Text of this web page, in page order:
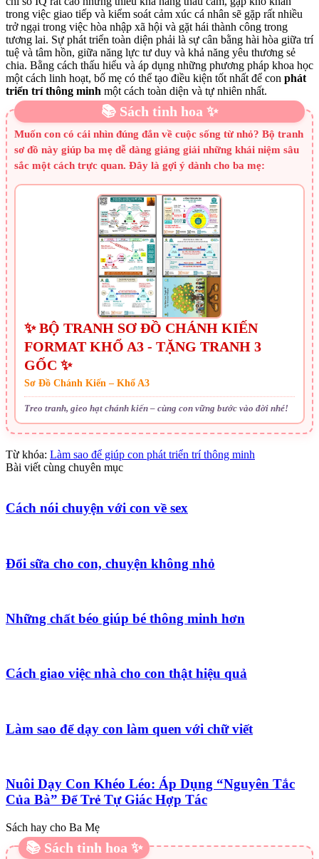
trong việc giao tiếp và kiểm soát cảm xúc cá nhân sẽ gặp rất nhiều
trở ngại trong việc hòa nhập xã hội và gặt hái thành công trong
tương lai. Sự phát triển toàn diện phải là sự cân bằng hài hòa giữa trí
tuệ và tâm hồn, giữa năng lực tư duy và khả năng yêu thương sẻ
chia. Bằng cách thấu hiểu và áp dụng những phương pháp khoa học
một cách linh hoạt, bố mẹ có thể tạo điều kiện tốt nhất để con phát
triển trí thông minh một cách toàn diện và tự nhiên nhất.
📚 Sách tinh hoa ✨
Muốn con có cái nhìn đúng đắn về cuộc sống từ nhỏ? Bộ tranh
sơ đồ này giúp ba mẹ dễ dàng giảng giải những khái niệm sâu
sắc một cách trực quan. Đây là gợi ý dành cho ba mẹ:
✨ BỘ TRANH SƠ ĐỒ CHÁNH KIẾN
FORMAT KHỔ A3 - TẶNG TRANH 3
GỐC ✨
Sơ Đồ Chánh Kiến – Khổ A3
Treo tranh, gieo hạt chánh kiến – cùng con vững bước vào đời nhé!
Từ khóa: Làm sao để giúp con phát triển trí thông minh
Bài viết cùng chuyên mục
Cách nói chuyện với con về sex
Đổi sữa cho con, chuyện không nhỏ
Những chất béo giúp bé thông minh hơn
Cách giao việc nhà cho con thật hiệu quả
Làm sao để dạy con làm quen với chữ viết
Nuôi Dạy Con Khéo Léo: Áp Dụng “Nguyên Tắc
Của Bà” Để Trẻ Tự Giác Hợp Tác
Sách hay cho Ba Mẹ
📚 Sách tinh hoa ✨